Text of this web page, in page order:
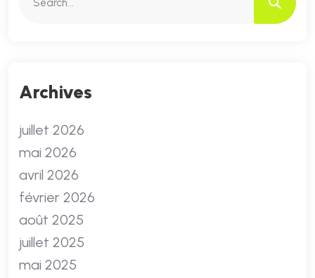
Archives
juillet 2026
mai 2026
avril 2026
février 2026
août 2025
juillet 2025
mai 2025